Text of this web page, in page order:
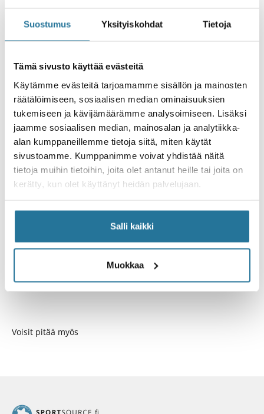
Suostumus Yksityiskohdat Tietoja
Tämä sivusto käyttää evästeitä
Käytämme evästeitä tarjoamamme sisällön ja mainosten
räätälöimiseen, sosiaalisen median ominaisuuksien
tukemiseen ja kävijämäärämme analysoimiseen. Lisäksi
jaamme sosiaalisen median, mainosalan ja analytiikka-
alan kumppaneillemme tietoja siitä, miten käytät
sivustoamme. Kumppanimme voivat yhdistää näitä
tietoja muihin tietoihin, joita olet antanut heille tai joita on
kerätty, kun olet käyttänyt heidän palvelujaan.
Salli kaikki
Muokkaa
Kokosuositus
Geometriataulukko
Toimitukset
Ole ensimmäinen kirjoittamaan arvostelu
Kirjoita arvostelu
Voisit pitää myös